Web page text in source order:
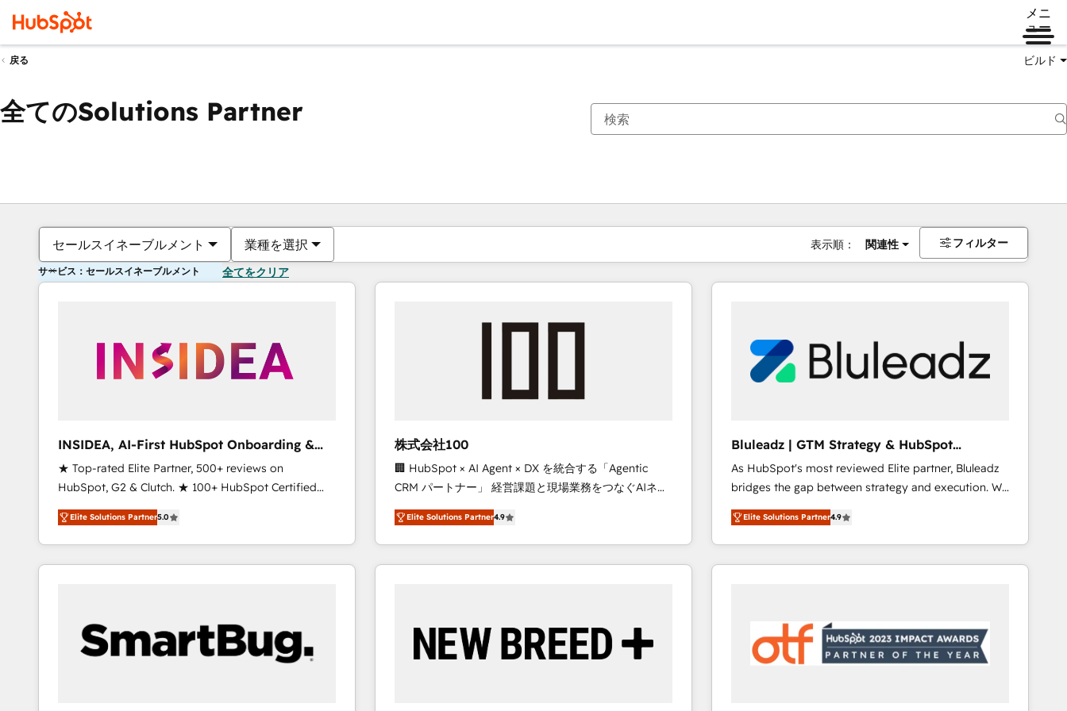
メニ
ュー
戻る ビルド
全てのSolutions Partner
セールスイネーブルメント 業種を選択 表示順： 関連性 フィルター
サービス：セールスイネーブルメント 全てをクリア
INSIDEA, AI-First HubSpot Onboarding &
RevOps
★ Top-rated Elite Partner, 500+ reviews on
HubSpot, G2 & Clutch. ★ 100+ HubSpot Certified
Experts & Trainers across the team ★ 1,500+
implementations across five continents ★ AI-First,
RevOps-led, Onboarding obsessed ★ Company of
the Year 2024/25 INSIDEA helps growing companies
workflows that drive adoption from week one, in
your time zone. What we do ➤ Onboarding: Live in
weeks, with workflows built around your business,
Elite Solutions Partner5.0
株式会社100
🏢 HubSpot × AI Agent × DX を統合する「Agentic
CRM パートナー」 経営課題と現場業務をつなぐAIネイ
ティブ・エージェンシーとして、HubSpot Eliteの実装
力で顧客フロント業務を再設計します。 💡 100inc は何
をする会社か？ HubSpotを共通基盤に、AIエージェン
トを組み込んだ顧客フロント業務（マーケティング・営
を、CRMを軸とした全社共通基盤に再構築します。意
思決定者・PMO・現場担当者に並走します。 1️⃣
Elite Solutions Partner4.9
Bluleadz | GTM Strategy & HubSpot
Implementation
As HubSpot's most reviewed Elite partner, Bluleadz
bridges the gap between strategy and execution. We
don't just "set up tools" — we install the GTM
Operating System (GTM OS) to align your leadership
and engineer a portal that drives predictable
revenue velocity. 🚀 GTM Strategy & Alignment
"accelerating a mess." ⚙️ Elite Engineering & AI
Scalable Architecture: Zero-technical-debt setup
across all Hubs, validated by our 7 HubSpot
Elite Solutions Partner4.9
現在の場所ページ
ページページページページページページページページページページ